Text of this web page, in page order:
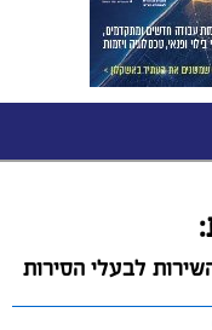
לבעלי הסירות